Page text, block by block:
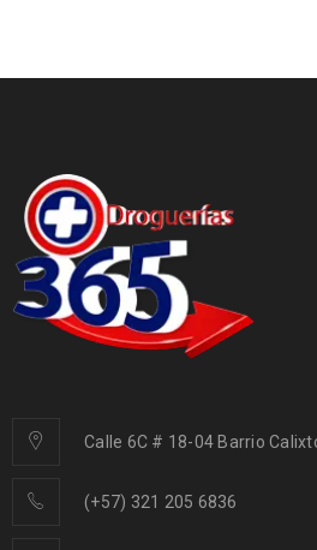
Calle 6C # 18-04 Barrio
(+57) 321 205 6836